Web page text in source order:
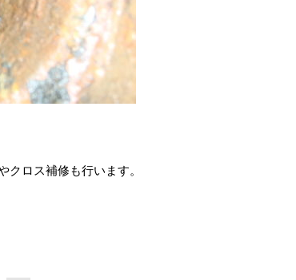
ロス補修も行います。